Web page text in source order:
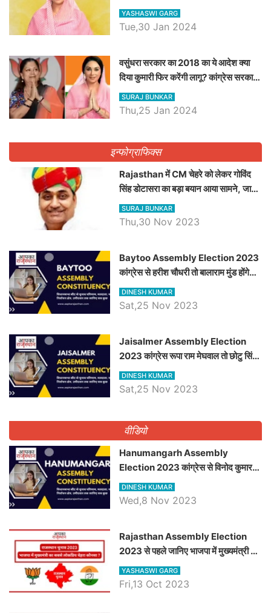
डिप्टी सीएम बनने तक का सफर, एक क्लिक में
जाने पूरा जीवन परिचय
YASHASWI GARG
Tue,30 Jan 2024
वसुंधरा सरकार का 2018 का ये आदेश क्या
दिया कुमारी फिर करेंगी लागू? कांग्रेस सरकार
ने किया था निरस्त
SURAJ BUNKAR
Thu,25 Jan 2024
इन्फोग्राफिक्स
Rajasthan में CM चेहरे को लेकर गोविंद
सिंह डोटासरा का बड़ा बयान आया सामने, जानें
विचार
SURAJ BUNKAR
Thu,30 Nov 2023
Baytoo Assembly Election 2023
कांग्रेस से हरीश चौधरी तो बालाराम मुंड होंगे
भाजपा उम्मीदवार, जानिये बायतू विधानसभा
सीट के ताजा समीकरण
DINESH KUMAR
Sat,25 Nov 2023
​​​​​​​Jaisalmer Assembly Election
2023 कांग्रेस रूपा राम मेघवाल तो छोटु सिंह
भाटी होंगे भाजपा उम्मीदवार, जानिये जैसलमेर
विधानसभा सीट के ताजा समीकरण
DINESH KUMAR
Sat,25 Nov 2023
वीडियो
Hanumangarh Assembly
Election 2023 कांग्रेस से विनोद कुमार
चौधरी तो अमित चौधरी होंगे भाजपा उम्मीदवार,
जानिये हनुमानगढ़ विधानसभा सीट के ताजा
DINESH KUMAR
Wed,8 Nov 2023
Rajasthan Assembly Election
2023 से पहले जानिए भाजपा में मुख्यमंत्री का
सबसे लोकप्रिय चेहरा कौनसा ?
YASHASWI GARG
Fri,13 Oct 2023